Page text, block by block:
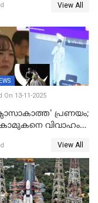
View All
On 13-11-2025
പ്രണയം;
വിവാഹം
നടത്തിയത്
View All